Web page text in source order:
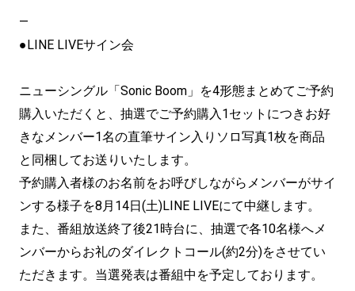
—
●LINE LIVEサイン会
ニューシングル「Sonic Boom」を4形態まとめてご予約
購入いただくと、抽選でご予約購入1セットにつきお好
きなメンバー1名の直筆サイン入りソロ写真1枚を商品
と同梱してお送りいたします。
予約購入者様のお名前をお呼びしながらメンバーがサイ
ンする様子を8月14日(土)LINE LIVEにて中継します。
また、番組放送終了後21時台に、抽選で各10名様へメ
ンバーからお礼のダイレクトコール(約2分)をさせてい
ただきます。当選発表は番組中を予定しております。